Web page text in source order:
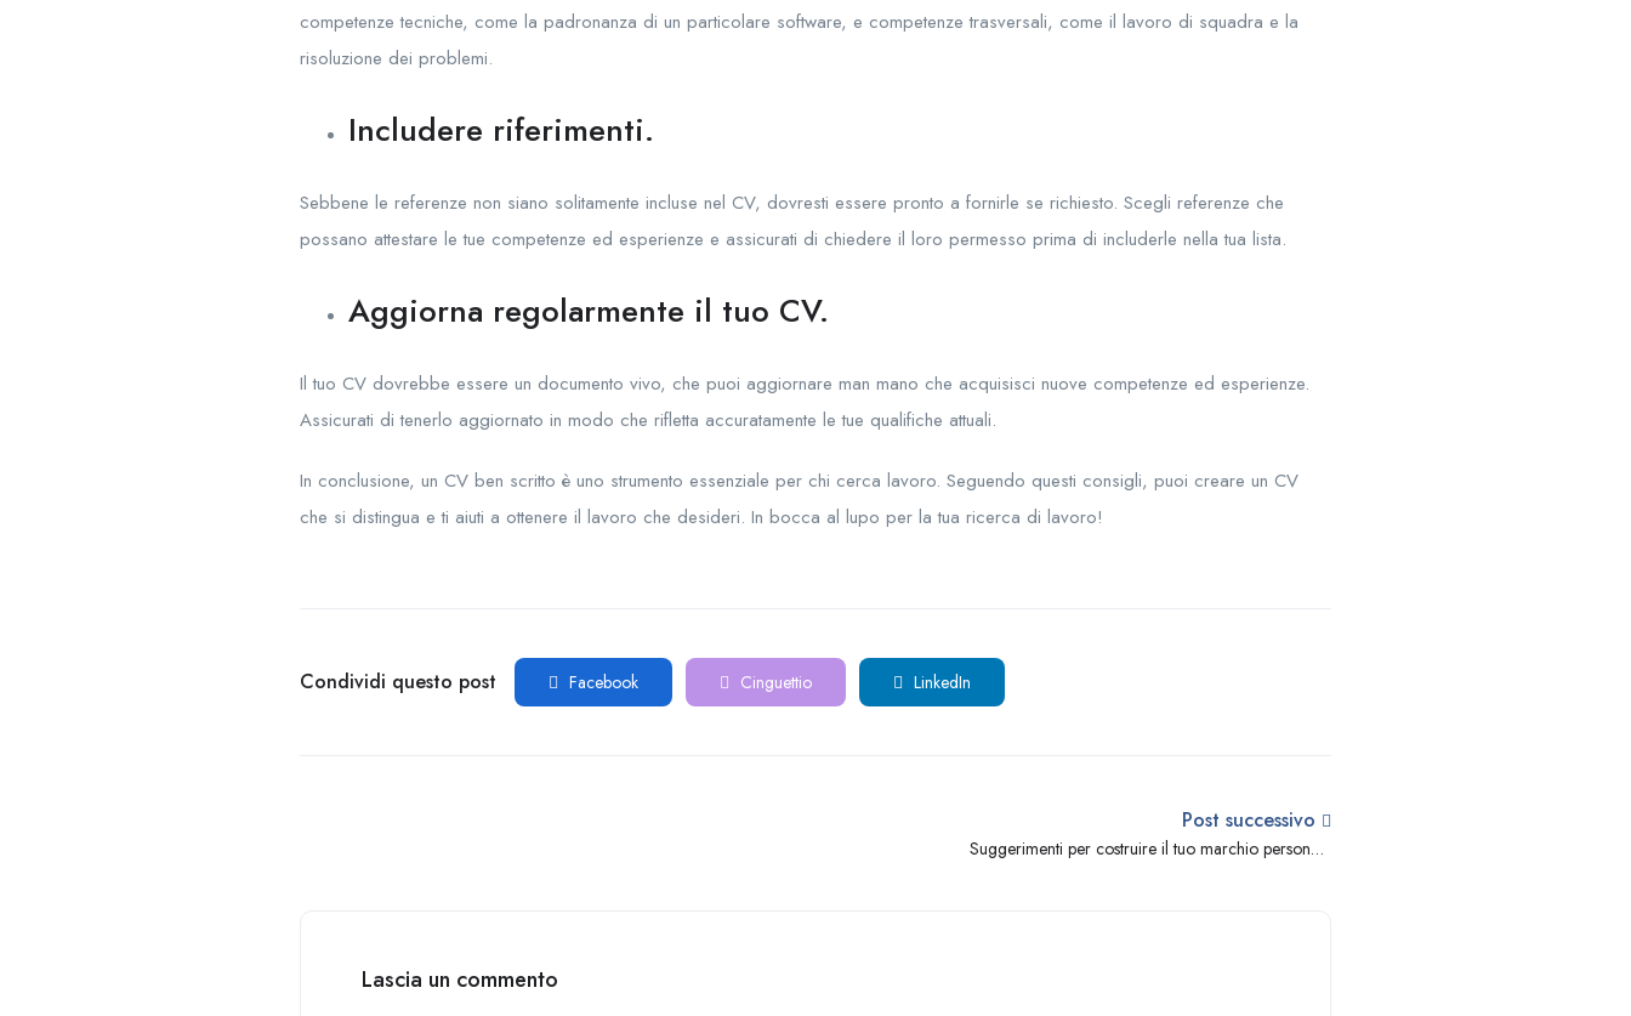
competenze tecniche, come la padronanza di un particolare software, e competenze trasversali, come il lavoro di squadra e la
risoluzione dei problemi.
Includere riferimenti.
Sebbene le referenze non siano solitamente incluse nel CV, dovresti essere pronto a fornirle se richiesto. Scegli referenze che
possano attestare le tue competenze ed esperienze e assicurati di chiedere il loro permesso prima di includerle nella tua lista.
Aggiorna regolarmente il tuo CV.
Il tuo CV dovrebbe essere un documento vivo, che puoi aggiornare man mano che acquisisci nuove competenze ed esperienze.
Assicurati di tenerlo aggiornato in modo che rifletta accuratamente le tue qualifiche attuali.
In conclusione, un CV ben scritto è uno strumento essenziale per chi cerca lavoro. Seguendo questi consigli, puoi creare un CV
che si distingua e ti aiuti a ottenere il lavoro che desideri. In bocca al lupo per la tua ricerca di lavoro!
Condividi questo post Facebook Cinguettio LinkedIn
Post successivo
Suggerimenti per costruire il tuo marchio personale
Lascia un commento